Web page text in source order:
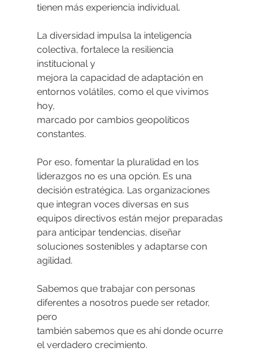
tienen más experiencia individual.
La diversidad impulsa la inteligencia
colectiva, fortalece la resiliencia
institucional y
mejora la capacidad de adaptación en
entornos volátiles, como el que vivimos
hoy,
marcado por cambios geopolíticos
constantes.
Por eso, fomentar la pluralidad en los
liderazgos no es una opción. Es una
decisión estratégica. Las organizaciones
que integran voces diversas en sus
equipos directivos están mejor preparadas
para anticipar tendencias, diseñar
soluciones sostenibles y adaptarse con
agilidad.
Sabemos que trabajar con personas
diferentes a nosotros puede ser retador,
pero
también sabemos que es ahí donde ocurre
el verdadero crecimiento.